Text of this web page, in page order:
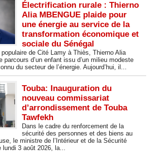
Électrification rurale : Thierno
Alia MBENGUE plaide pour
une énergie au service de la
transformation économique et
sociale du Sénégal
de Cité Lamy à Thiès, Thierno Alia
parcours d’un enfant issu d’un milieu modeste
du secteur de l’énergie. Aujourd’hui, il...
Touba: Inauguration du
nouveau commissariat
d’arrondissement de Touba
Tawfekh
Dans le cadre du renforcement de la
sécurité des personnes et des biens au
le ministre de l’Intérieur et de la Sécurité
lundi 3 août 2026, la...